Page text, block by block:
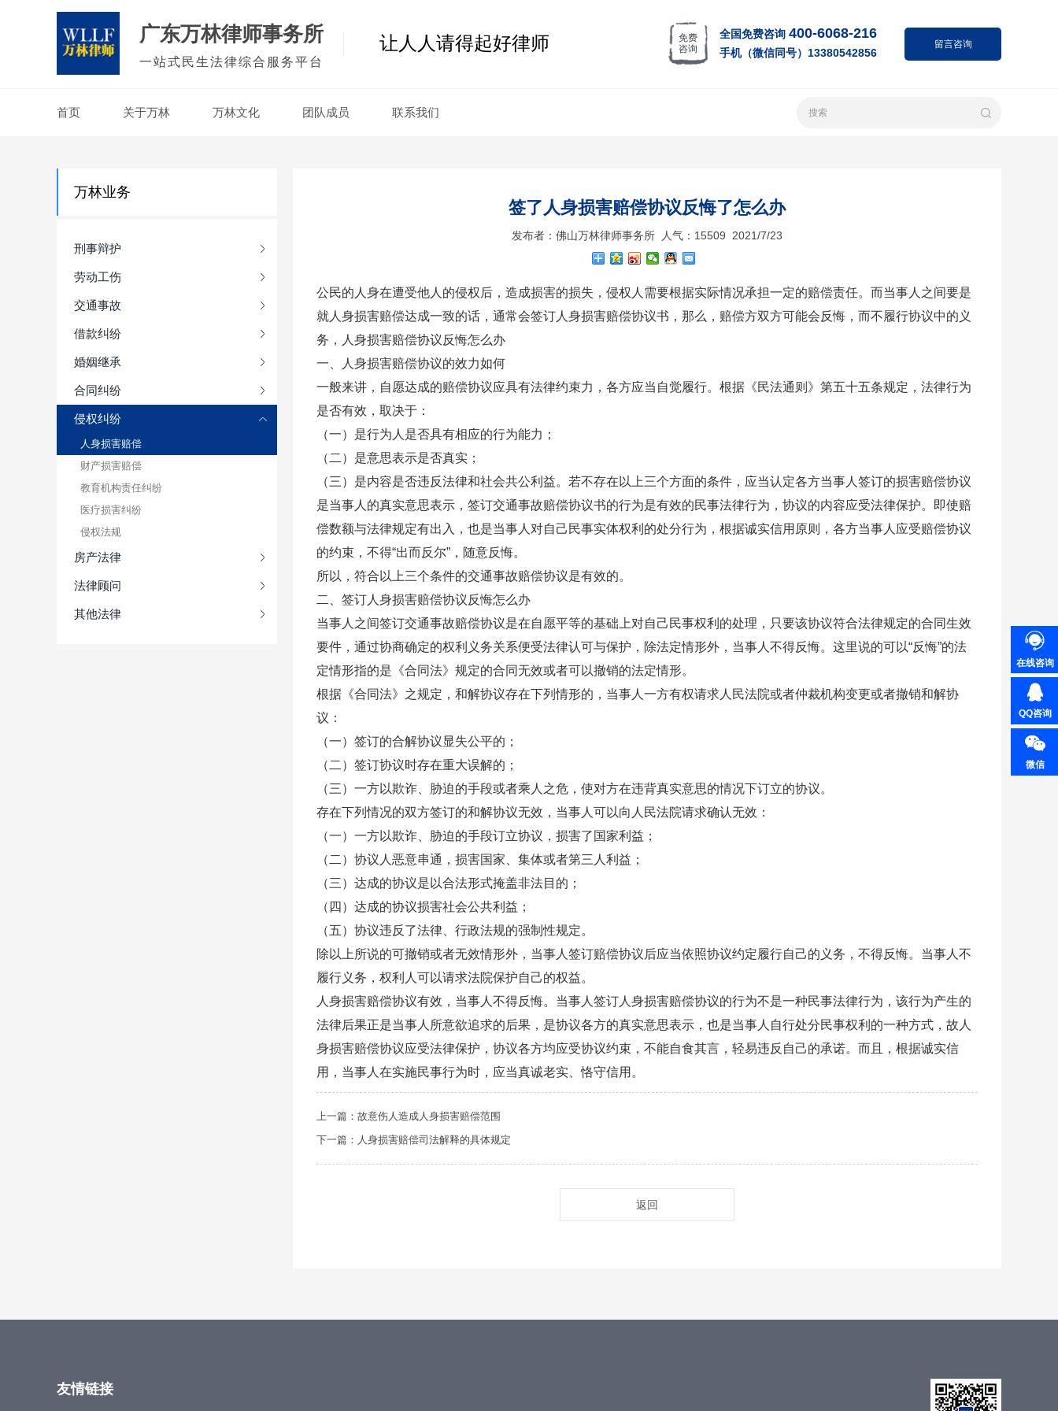
广东万林律师事务所
一站式民生法律综合服务平台
让人人请得起好律师 留言咨询
免费
咨询
全国免费咨询 400-6068-216
手机（微信同号）13380542856
首页 关于万林 万林文化 团队成员 联系我们
万林业务
刑事辩护
劳动工伤
交通事故
借款纠纷
婚姻继承
合同纠纷
侵权纠纷
人身损害赔偿
财产损害赔偿
教育机构责任纠纷
医疗损害纠纷
侵权法规
房产法律
法律顾问
其他法律
签了人身损害赔偿协议反悔了怎么办
发布者：佛山万林律师事务所 人气：15509 2021/7/23
公民的人身在遭受他人的侵权后，造成损害的损失，侵权人需要根据实际情况承担一定的赔偿责任。而当事人之间要是
就人身损害赔偿达成一致的话，通常会签订人身损害赔偿协议书，那么，赔偿方双方可能会反悔，而不履行协议中的义
务，人身损害赔偿协议反悔怎么办
一、人身损害赔偿协议的效力如何
一般来讲，自愿达成的赔偿协议应具有法律约束力，各方应当自觉履行。根据《民法通则》第五十五条规定，法律行为
是否有效，取决于：
（一）是行为人是否具有相应的行为能力；
（二）是意思表示是否真实；
（三）是内容是否违反法律和社会共公利益。若不存在以上三个方面的条件，应当认定各方当事人签订的损害赔偿协议
是当事人的真实意思表示，签订交通事故赔偿协议书的行为是有效的民事法律行为，协议的内容应受法律保护。即使赔
偿数额与法律规定有出入，也是当事人对自己民事实体权利的处分行为，根据诚实信用原则，各方当事人应受赔偿协议
的约束，不得“出而反尔”，随意反悔。
所以，符合以上三个条件的交通事故赔偿协议是有效的。
二、签订人身损害赔偿协议反悔怎么办
当事人之间签订交通事故赔偿协议是在自愿平等的基础上对自己民事权利的处理，只要该协议符合法律规定的合同生效
要件，通过协商确定的权利义务关系便受法律认可与保护，除法定情形外，当事人不得反悔。这里说的可以“反悔”的法
定情形指的是《合同法》规定的合同无效或者可以撤销的法定情形。
根据《合同法》之规定，和解协议存在下列情形的，当事人一方有权请求人民法院或者仲裁机构变更或者撤销和解协
议：
（一）签订的合解协议显失公平的；
（二）签订协议时存在重大误解的；
（三）一方以欺诈、胁迫的手段或者乘人之危，使对方在违背真实意思的情况下订立的协议。
存在下列情况的双方签订的和解协议无效，当事人可以向人民法院请求确认无效：
（一）一方以欺诈、胁迫的手段订立协议，损害了国家利益；
（二）协议人恶意串通，损害国家、集体或者第三人利益；
（三）达成的协议是以合法形式掩盖非法目的；
（四）达成的协议损害社会公共利益；
（五）协议违反了法律、行政法规的强制性规定。
除以上所说的可撤销或者无效情形外，当事人签订赔偿协议后应当依照协议约定履行自己的义务，不得反悔。当事人不
履行义务，权利人可以请求法院保护自己的权益。
人身损害赔偿协议有效，当事人不得反悔。当事人签订人身损害赔偿协议的行为不是一种民事法律行为，该行为产生的
法律后果正是当事人所意欲追求的后果，是协议各方的真实意思表示，也是当事人自行处分民事权利的一种方式，故人
身损害赔偿协议应受法律保护，协议各方均应受协议约束，不能自食其言，轻易违反自己的承诺。而且，根据诚实信
用，当事人在实施民事行为时，应当真诚老实、恪守信用。
上一篇：故意伤人造成人身损害赔偿范围
下一篇：人身损害赔偿司法解释的具体规定
返回
友情链接
在线咨询
QQ咨询
微信